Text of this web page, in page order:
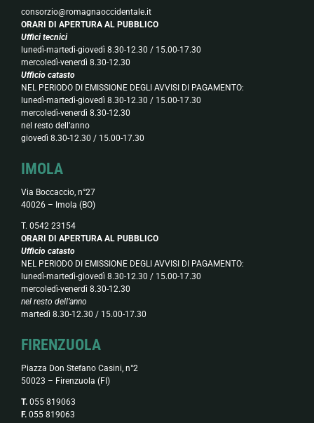
consorzio@romagnaoccidentale.it
ORARI DI APERTURA AL PUBBLICO
Uffici tecnici
lunedì-martedì-giovedì 8.30-12.30 / 15.00-17.30
mercoledì-venerdì 8.30-12.30
Ufficio catasto
NEL PERIODO DI EMISSIONE DEGLI AVVISI DI PAGAMENTO:
lunedì-martedì-giovedì 8.30-12.30 / 15.00-17.30
mercoledì-venerdì 8.30-12.30
nel resto dell’anno
giovedì 8.30-12.30 / 15.00-17.30
IMOLA
Via Boccaccio, n°27
40026 – Imola (BO)
T. 0542 23154
ORARI DI APERTURA AL PUBBLICO
Ufficio catasto
NEL PERIODO DI EMISSIONE DEGLI AVVISI DI PAGAMENTO:
lunedì-martedì-giovedì 8.30-12.30 / 15.00-17.30
mercoledì-venerdì 8.30-12.30
nel resto dell’anno
martedì 8.30-12.30 / 15.00-17.30
FIRENZUOLA
Piazza Don Stefano Casini, n°2
50023 – Firenzuola (FI)
T.055 819063
F.055 819063